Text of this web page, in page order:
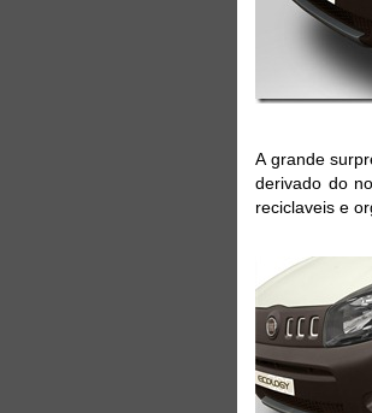
A grande
derivado do
reciclaveis e